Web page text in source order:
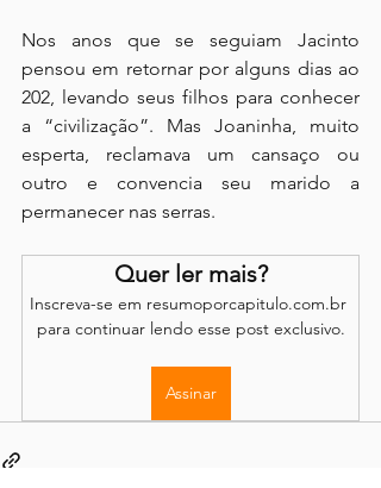
Nos anos que se seguiam Jacinto
pensou em retornar por alguns dias ao
202, levando seus filhos para conhecer
a “civilização”. Mas Joaninha, muito
esperta, reclamava um cansaço ou
outro e convencia seu marido a
permanecer nas serras.
Quer ler mais?
Inscreva-se em resumoporcapitulo.com.br
para continuar lendo esse post exclusivo.
Assinar